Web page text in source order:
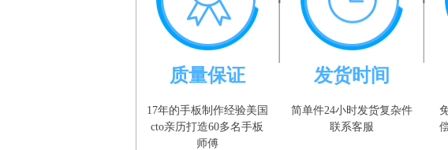
质量保证
17年的手板制作经验美国
cto亲历打造60多名手板
师傅
发货时间
简单件24小时发货复杂件
联系客服